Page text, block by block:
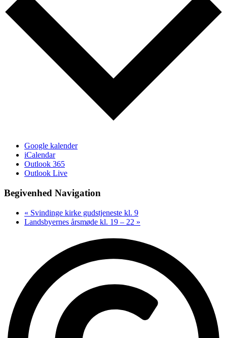
Google kalender
iCalendar
Outlook 365
Outlook Live
Begivenhed Navigation
« Svindinge kirke gudstjeneste kl. 9
Landsbyernes årsmøde kl. 19 – 22 »